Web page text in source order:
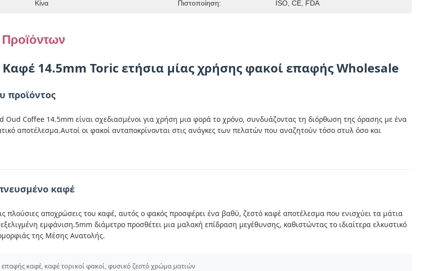
Κίνα Πιστοποίηση: ISO, CE, FDA
Καφέ 14.5mm Toric ετήσια μίας χρήσης φακοί επαφής Wholesale
προϊόντος
Oud Coffee 14.5mm είναι σχεδιασμένοι για χρήση μια φορά το χρόνο, συνδυάζοντας τη διόρθωση της όρασης με ένα
αποτέλεσμα.Αυτοί οι φακοί ανταποκρίνονται στις ανάγκες των πελατών που αναζητούν τόσο στυλ όσο και
καφέ
πλούσιες αποχρώσεις του καφέ, αυτός ο φακός προσφέρει ένα βαθύ, ζεστό καφέ αποτέλεσμα που ενισχύει τα μάτια
εμφάνιση.5mm διάμετρο προσθέτει μια μαλακή επίδραση μεγέθυνσης, καθιστώντας το ιδιαίτερα ελκυστικό
της Μέσης Ανατολής.
καφέ, καφέ τορικοί φακοί, φυσικό ζεστό χρώμα ματιών